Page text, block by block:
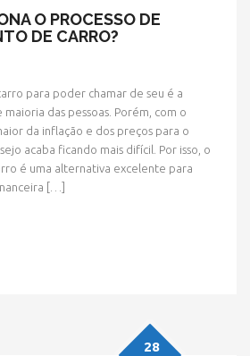
O PROCESSO DE
DE CARRO?
para poder chamar de seu é a
das pessoas. Porém, com o
da inflação e dos preços para o
acaba ficando mais difícil. Por isso, o
é uma alternativa excelente para
[…]
28